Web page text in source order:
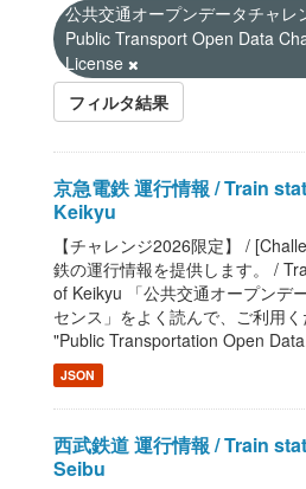
公共交通オープンデータチャレ
Public Transport Open Data
License
フィルタ結果
京急電鉄 運行情報 / Train
Keikyu
【チャレンジ2026限定】 /
鉄の運行情報を提供します。 /
of Keikyu 「公共交通オープンデ
センス」をよく読んで、ご利用
"Public Transportation Open
JSON
西武鉄道 運行情報 / Train
Seibu